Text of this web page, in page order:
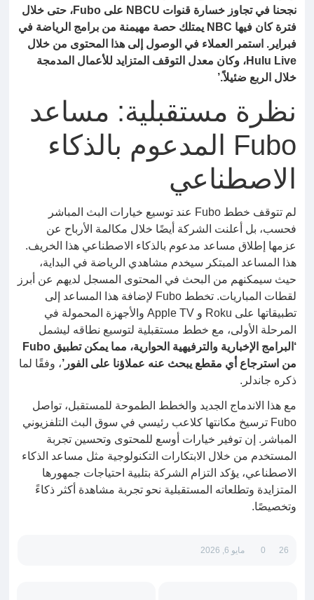
نجحنا في تجاوز خسارة قنوات NBCU على Fubo، حتى خلال
فترة كان فيها NBC يمتلك حصة مهيمنة من برامج الرياضة في
فبراير. استمر العملاء في الوصول إلى هذا المحتوى من خلال
Hulu Live، وكان معدل التوقف المتزايد للأعمال المدمجة
خلال الربع ضئيلاً.’
نظرة مستقبلية: مساعد
Fubo المدعوم بالذكاء
الاصطناعي
لم تتوقف خطط Fubo عند توسيع خيارات البث المباشر
فحسب، بل أعلنت الشركة أيضًا خلال مكالمة الأرباح عن
عزمها إطلاق مساعد مدعوم بالذكاء الاصطناعي هذا الخريف.
هذا المساعد المبتكر سيخدم مشاهدي الرياضة في البداية،
حيث سيمكنهم من البحث في المحتوى المسجل لديهم عن أبرز
لقطات المباريات. تخطط Fubo لإضافة هذا المساعد إلى
تطبيقاتها على Roku و Apple TV والأجهزة المحمولة في
المرحلة الأولى، مع خطط مستقبلية لتوسيع نطاقه ليشمل
‘البرامج الإخبارية والترفيهية الحوارية، مما يمكن تطبيق Fubo
من استرجاع أي مقطع يبحث عنه عملاؤنا على الفور’، وفقًا لما
ذكره جاندلر.
مع هذا الاندماج الجديد والخطط الطموحة للمستقبل، تواصل
Fubo ترسيخ مكانتها كلاعب رئيسي في سوق البث التلفزيوني
المباشر. إن توفير خيارات أوسع للمحتوى وتحسين تجربة
المستخدم من خلال الابتكارات التكنولوجية مثل مساعد الذكاء
الاصطناعي، يؤكد التزام الشركة بتلبية احتياجات جمهورها
المتزايدة وتطلعاته المستقبلية نحو تجربة مشاهدة أكثر ذكاءً
وتخصيصًا.
26
0 مايو 6, 2026